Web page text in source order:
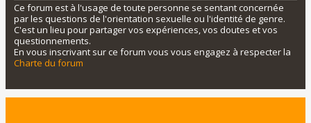
Ce forum est à l'usage de toute personne se sentant concernée
par les questions de l'orientation sexuelle ou l'identité de genre.
C'est un lieu pour partager vos expériences, vos doutes et vos
questionnements.
En vous inscrivant sur ce forum vous vous engagez à respecter la
Charte du forum